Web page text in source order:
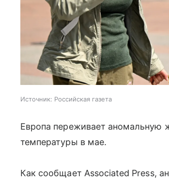
Источник: Российская газета
Европа переживает аномальную
температуры в мае.
Как сообщает Associated Press,